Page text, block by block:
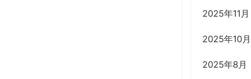
2025年11月
2025年10月
2025年8月